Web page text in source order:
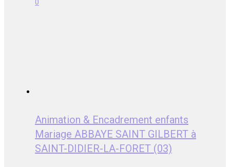
0
Animation & Encadrement enfants
Mariage ABBAYE SAINT GILBERT à
SAINT-DIDIER-LA-FORET (03)